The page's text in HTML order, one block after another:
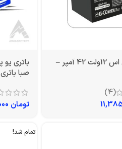
باتری یو پی اس 12ولت 42 آمپر –
(4)
صبا باتری
تومان
تمام شد!